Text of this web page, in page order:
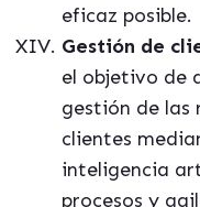
eficaz posible.
Gestión de
el objetivo de
gestión de las
clientes
inteligencia
procesos y